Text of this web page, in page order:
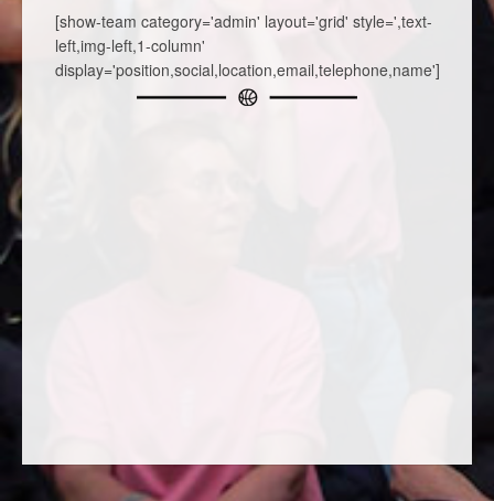
[show-team category='admin' layout='grid' style=',text-
left,img-left,1-column'
display='position,social,location,email,telephone,name']